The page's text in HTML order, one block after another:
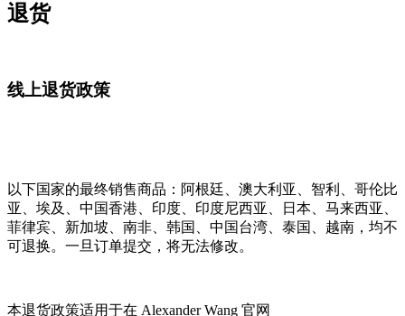
退货
线上退货政策
以下国家的最终销售商品：阿根廷、澳大利亚、智利、哥伦比
亚、埃及、中国香港、印度、印度尼西亚、日本、马来西亚、
菲律宾、新加坡、南非、韩国、中国台湾、泰国、越南，均不
可退换。一旦订单提交，将无法修改。
本退货政策适用于在 Alexander Wang 官网